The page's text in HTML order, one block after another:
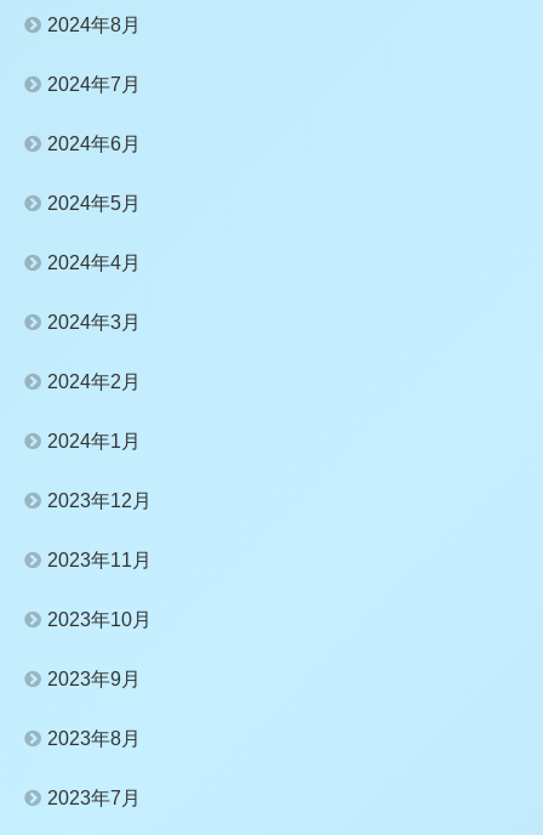
2024年8月
2024年7月
2024年6月
2024年5月
2024年4月
2024年3月
2024年2月
2024年1月
2023年12月
2023年11月
2023年10月
2023年9月
2023年8月
2023年7月